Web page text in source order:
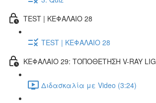
TEST | ΚΕΦΑΛΑΙΟ 28
TEST | ΚΕΦΑΛΑΙΟ 28
ΚΕΦΑΛΑΙΟ 29: ΤΟΠΟΘΕΤΗΣΗ V-RAY
Διδασκαλία με Video (3:24)